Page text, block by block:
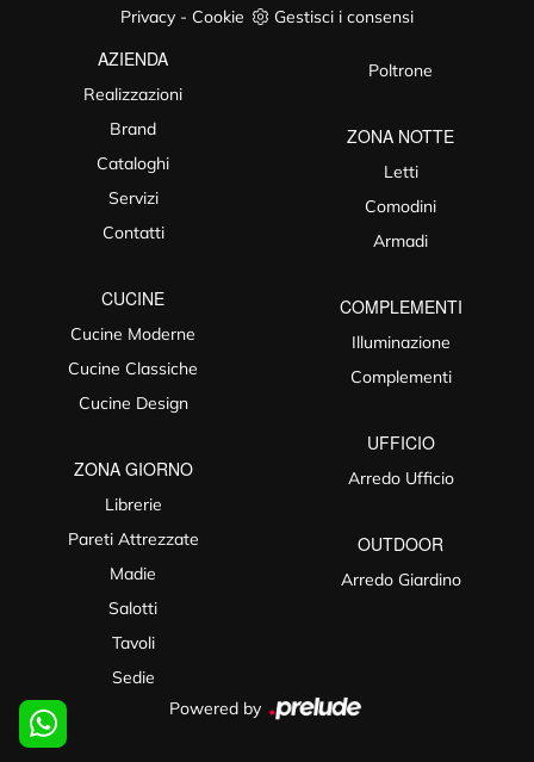
Privacy - Cookie Gestisci i consensi
AZIENDA
Realizzazioni
Brand
Cataloghi
Servizi
Contatti
CUCINE
Cucine Moderne
Cucine Classiche
Cucine Design
ZONA GIORNO
Librerie
Pareti Attrezzate
Madie
Salotti
Tavoli
Sedie
Poltrone
ZONA NOTTE
Letti
Comodini
Armadi
COMPLEMENTI
Illuminazione
Complementi
UFFICIO
Arredo Ufficio
OUTDOOR
Arredo Giardino
Powered by